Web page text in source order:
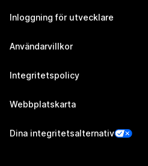
Inloggning för utvecklare
Användarvillkor
Integritetspolicy
Webbplatskarta
Dina integritetsalternativ